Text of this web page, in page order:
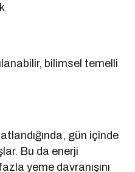
bilimsel temelli
gün içinde
Bu da enerji
yeme davranışını